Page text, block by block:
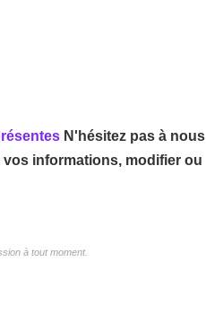
N'hésitez pas à nous
informations, modifier ou
à tout moment.